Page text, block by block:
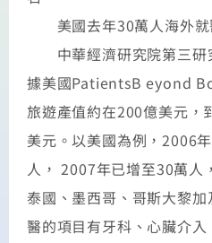
美國去年30萬人海外就
中華經濟研究院第三研
據美國PatientsB eyond
旅遊產值約在200億美元，
美元。以美國為例，2006
人， 2007年已增至30萬人
泰國、墨西哥、哥斯大黎
醫的項目有牙科、心臟介入